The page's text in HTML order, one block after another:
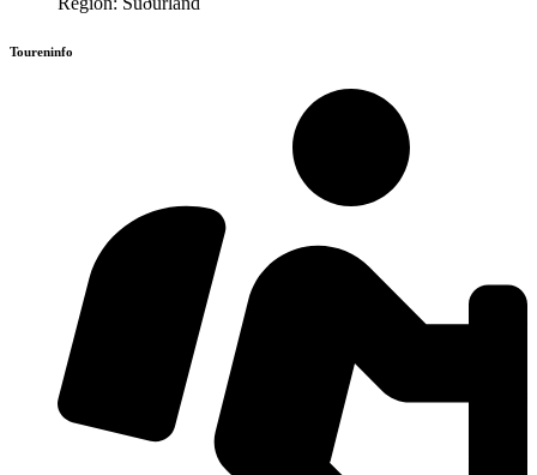
Toureninfo